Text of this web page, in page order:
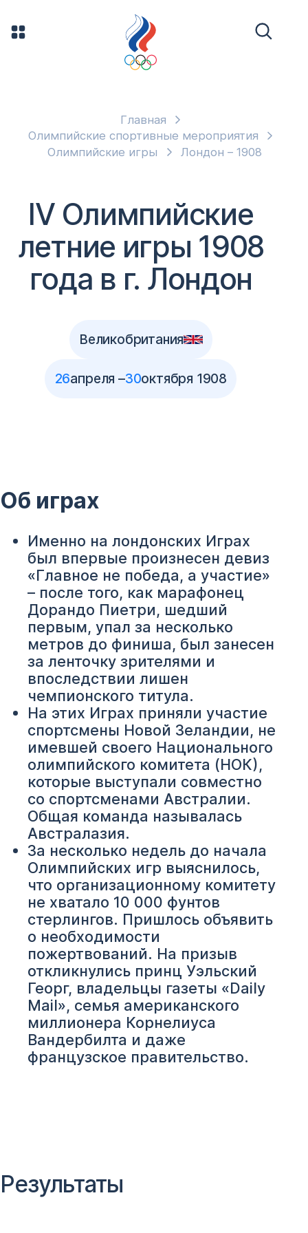
Главная
Олимпийские спортивные мероприятия
Олимпийские игры
Лондон – 1908
IV Олимпийские
летние игры 1908
года в г. Лондон
Великобритания
26апреля –30октября 1908
Об играх
Именно на лондонских Играх
был впервые произнесен девиз
«Главное не победа, а участие»
– после того, как марафонец
Дорандо Пиетри, шедший
первым, упал за несколько
метров до финиша, был занесен
за ленточку зрителями и
впоследствии лишен
чемпионского титула.
На этих Играх приняли участие
спортсмены Новой Зеландии, не
имевшей своего Национального
олимпийского комитета (НОК),
которые выступали совместно
со спортсменами Австралии.
Общая команда называлась
Австралазия.
За несколько недель до начала
Олимпийских игр выяснилось,
что организационному комитету
не хватало 10 000 фунтов
стерлингов. Пришлось объявить
о необходимости
пожертвований. На призыв
откликнулись принц Уэльский
Георг, владельцы газеты «Daily
Mail», семья американского
миллионера Корнелиуса
Вандербилта и даже
французское правительство.
Результаты